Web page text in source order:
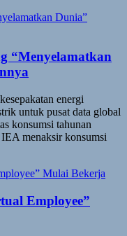
“Menyelamatkan
energi
untuk pusat data global
konsumsi tahunan
menaksir konsumsi
Employee”